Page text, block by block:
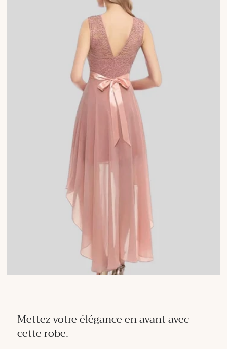
Mettez votre élégance en avant avec
cette robe.